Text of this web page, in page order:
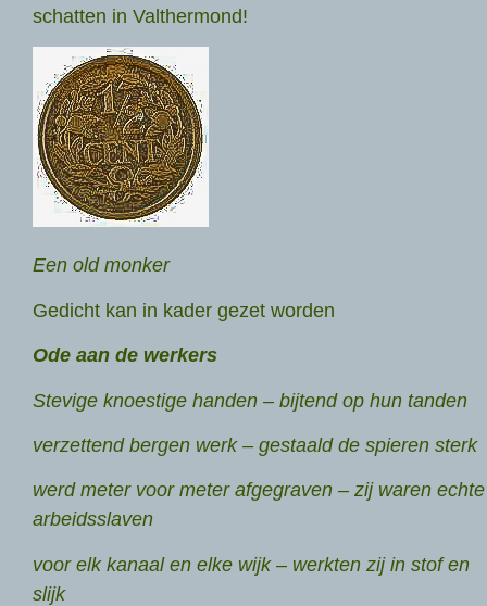
schatten in Valthermond!
Een old monker
Gedicht kan in kader gezet worden
Ode aan de werkers
Stevige knoestige handen – bijtend op hun tanden
verzettend bergen werk – gestaald de spieren sterk
werd meter voor meter afgegraven – zij waren echte
arbeidsslaven
voor elk kanaal en elke wijk – werkten zij in stof en
slijk